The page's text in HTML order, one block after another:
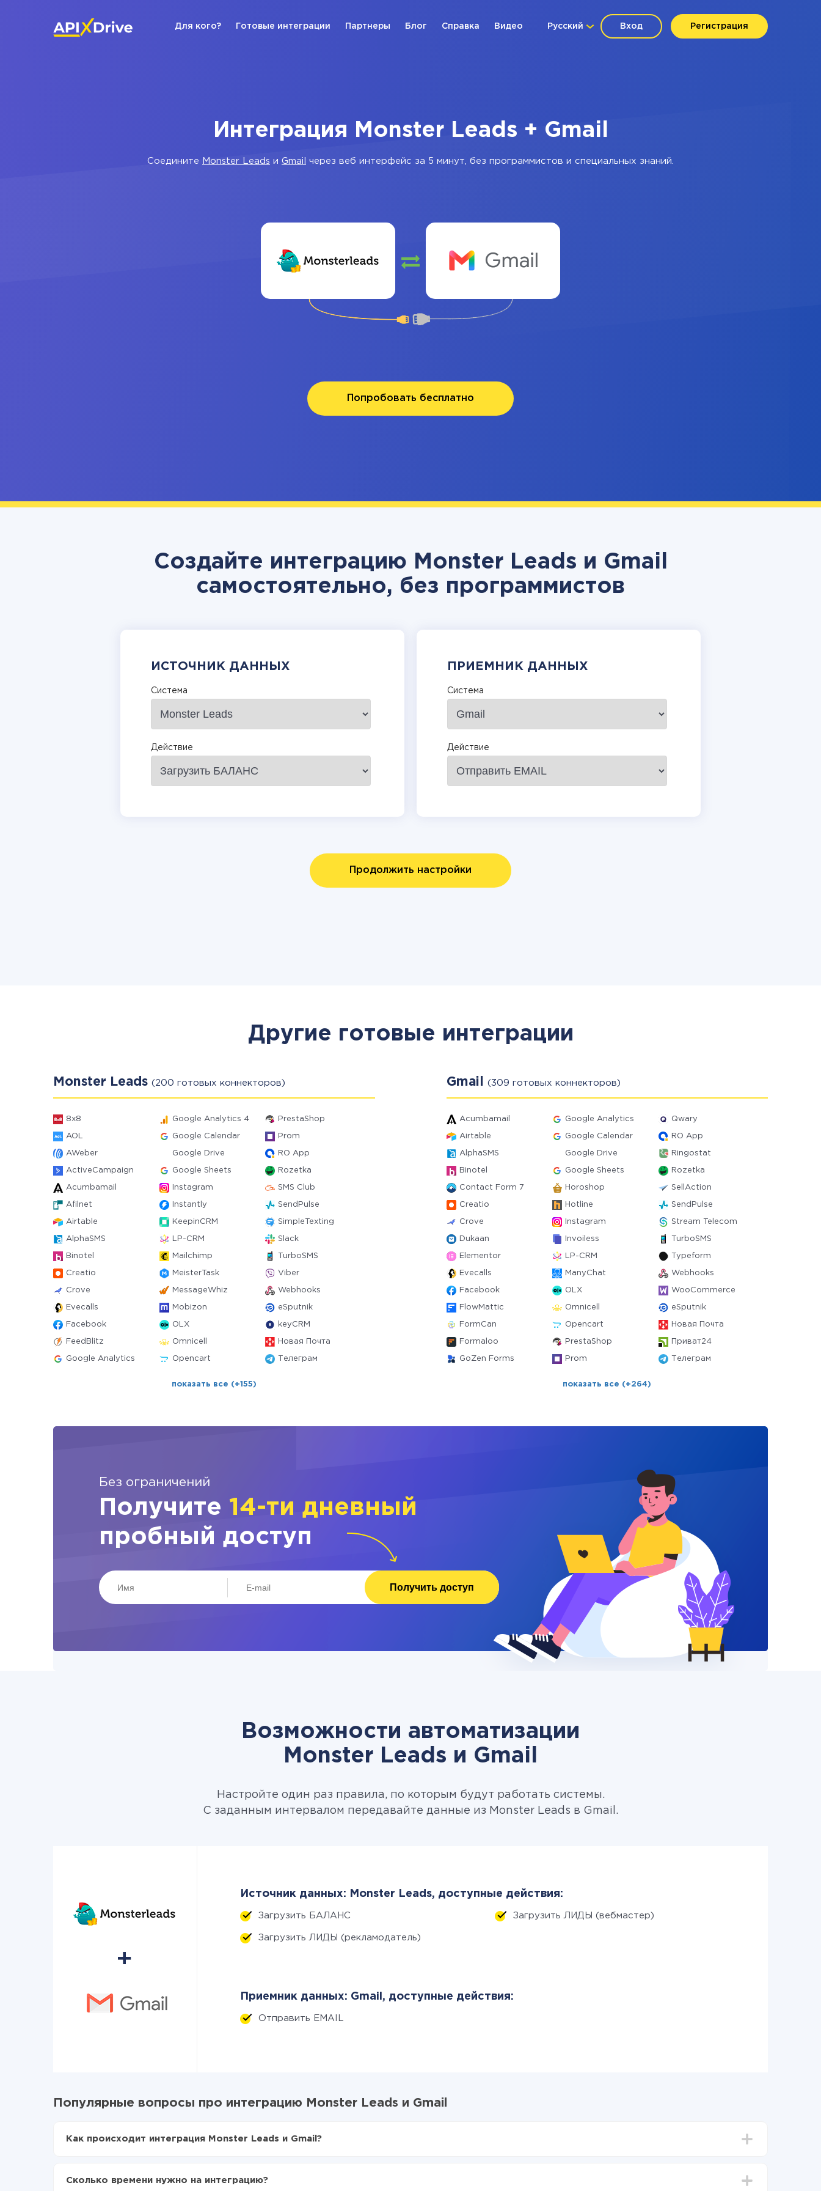
Вход Регистрация
Русский
Для кого? Готовые интеграции Партнеры Блог Справка Видео
Интеграция Monster Leads + Gmail
Соедините Monster Leads и Gmail через веб интерфейс за 5 минут, без программистов и специальных знаний.
Попробовать бесплатно
Создайте интеграцию Monster Leads и Gmail
самостоятельно, без программистов
ИСТОЧНИК ДАННЫХ
Система
Действие
ПРИЕМНИК ДАННЫХ
Система
Действие
Продолжить настройки
Другие готовые интеграции
Monster Leads (200 готовых коннекторов)
8x8 Google Analytics 4 PrestaShop
AOL Google Calendar Prom
AWeber Google Drive RO App
ActiveCampaign Google Sheets Rozetka
Acumbamail Instagram SMS Club
Afilnet Instantly SendPulse
Airtable KeepinCRM SimpleTexting
AlphaSMS LP-CRM Slack
Binotel Mailchimp TurboSMS
Creatio MeisterTask Viber
Crove MessageWhiz Webhooks
Evecalls Mobizon eSputnik
Facebook OLX keyCRM
FeedBlitz Omnicell Новая Почта
Google Analytics Opencart Телеграм
показать все (+155)
Gmail (309 готовых коннекторов)
Acumbamail Google Analytics Qwary
Airtable Google Calendar RO App
AlphaSMS Google Drive Ringostat
Binotel Google Sheets Rozetka
Contact Form 7 Horoshop SellAction
Creatio Hotline SendPulse
Crove Instagram Stream Telecom
Dukaan Invoiless TurboSMS
Elementor LP-CRM Typeform
Evecalls ManyChat Webhooks
Facebook OLX WooCommerce
FlowMattic Omnicell eSputnik
FormCan Opencart Новая Почта
Formaloo PrestaShop Приват24
GoZen Forms Prom Телеграм
показать все (+264)
Без ограничений
Получите 14-ти дневный
пробный доступ
Получить доступ
Возможности автоматизации
Monster Leads и Gmail
Настройте один раз правила, по которым будут работать системы.
С заданным интервалом передавайте данные из Monster Leads в Gmail.
Источник данных: Monster Leads, доступные действия:
Загрузить БАЛАНС Загрузить ЛИДЫ (вебмастер)
Загрузить ЛИДЫ (рекламодатель)
Приемник данных: Gmail, доступные действия:
Отправить EMAIL
Популярные вопросы про интеграцию Monster Leads и Gmail
Как происходит интеграция Monster Leads и Gmail?
Включаете автообновление
Сколько времени нужно на интеграцию?